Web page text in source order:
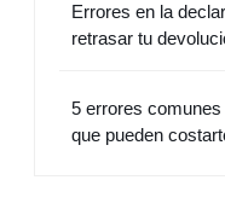
Errores en la
retrasar tu
5 errores
que pueden